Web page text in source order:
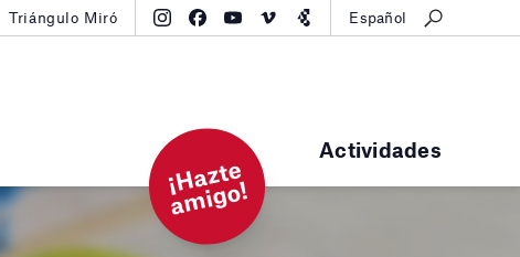
Actividades
Triángulo Miró Español
¡
H
a
zt
e
a
mi
g
o!